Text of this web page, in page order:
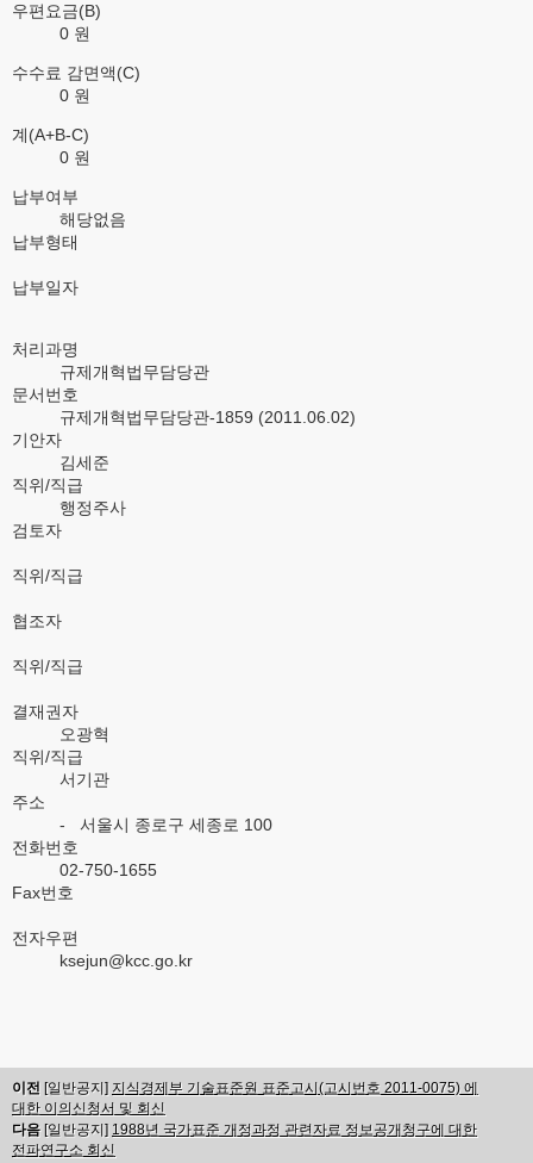
우편요금(B)
0 원
수수료 감면액(C)
0 원
계(A+B-C)
0 원
납부여부
해당없음
납부형태
납부일자
처리과명
규제개혁법무담당관
문서번호
규제개혁법무담당관-1859 (2011.06.02)
기안자
김세준
직위/직급
행정주사
검토자
직위/직급
협조자
직위/직급
결재권자
오광혁
직위/직급
서기관
주소
- 서울시 종로구 세종로 100
전화번호
02-750-1655
Fax번호
전자우편
ksejun@kcc.go.kr
이전 [일반공지] 지식경제부 기술표준원 표준고시(고시번호 2011-0075) 에
대한 이의신청서 및 회신
다음 [일반공지] 1988년 국가표준 개정과정 관련자료 정보공개청구에 대한
전파연구소 회신